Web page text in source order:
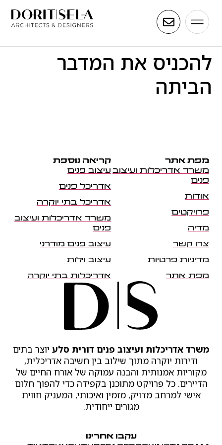
להכניס את המדבר
הביתה
משרד אדריכלות ועיצוב פנים דורית סלע יוצר בתים
ודירות יוקרה מתוך שילוב בין חשיבה אדריכלית,
מקוריות אמנותית והבנה עמוקה של אורח החיים של
הדיירים. כל פרויקט מתוכנן בקפידה כדי להפוך חלום
אישי למרחב מדויק, מזמין ואיכותי, המעניק חווית
מגורים ייחודית.
עקבו אחרינו
מפת אתר
משרד אדריכלות ועיצוב
פנים
אודות
פרויקטים
מדיה
צרו קשר
מדיניות פרטיות
מפת אתר
קריאה נוספת
עיצוב פנים
אדריכל פנים
אדריכל בתי יוקרה
משרד אדריכלות ועיצוב
פנים
עיצוב פנים מודרני
עיצוב וילות
אדריכלות בתי יוקרה